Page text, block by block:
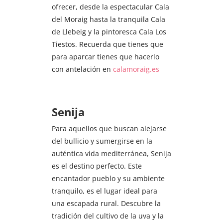
ofrecer, desde la espectacular Cala
del Moraig hasta la tranquila Cala
de Llebeig y la pintoresca Cala Los
Tiestos. Recuerda que tienes que
para aparcar tienes que hacerlo
con antelación en calamoraig.es
Senija
Para aquellos que buscan alejarse
del bullicio y sumergirse en la
auténtica vida mediterránea, Senija
es el destino perfecto. Este
encantador pueblo y su ambiente
tranquilo, es el lugar ideal para
una escapada rural. Descubre la
tradición del cultivo de la uva y la